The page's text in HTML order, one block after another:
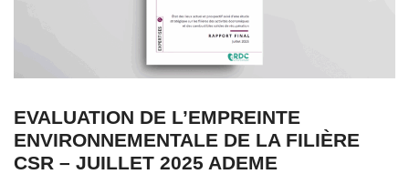
EVALUATION DE L’EMPREINTE
ENVIRONNEMENTALE DE LA FILIÈRE
CSR – JUILLET 2025 ADEME